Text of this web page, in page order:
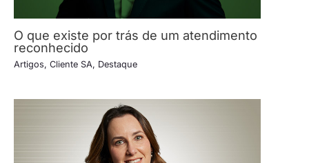
O que existe por trás de um atendimento
reconhecido
Artigos, Cliente SA, Destaque